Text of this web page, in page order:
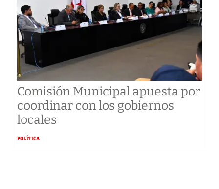
Comisión Municipal apuesta por
coordinar con los gobiernos
locales
POLÍTICA